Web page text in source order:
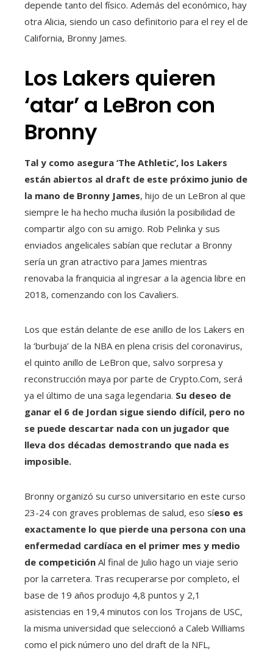
depende tanto del físico. Además del económico, hay
otra Alicia, siendo un caso definitorio para el rey el de
California, Bronny James.
Los Lakers quieren
‘atar’ a LeBron con
Bronny
Tal y como asegura ‘The Athletic’, los Lakers
están abiertos al draft de este próximo junio de
la mano de Bronny James, hijo de un LeBron al que
siempre le ha hecho mucha ilusión la posibilidad de
compartir algo con su amigo. Rob Pelinka y sus
enviados angelicales sabían que reclutar a Bronny
sería un gran atractivo para James mientras
renovaba la franquicia al ingresar a la agencia libre en
2018, comenzando con los Cavaliers.
Los que están delante de ese anillo de los Lakers en
la ‘burbuja’ de la NBA en plena crisis del coronavirus,
el quinto anillo de LeBron que, salvo sorpresa y
reconstrucción maya por parte de Crypto.Com, será
ya el último de una saga legendaria. Su deseo de
ganar el 6 de Jordan sigue siendo difícil, pero no
se puede descartar nada con un jugador que
lleva dos décadas demostrando que nada es
imposible.
Bronny organizó su curso universitario en este curso
23-24 con graves problemas de salud, eso síeso es
exactamente lo que pierde una persona con una
enfermedad cardíaca en el primer mes y medio
de competición Al final de Julio hago un viaje serio
por la carretera. Tras recuperarse por completo, el
base de 19 años produjo 4,8 puntos y 2,1
asistencias en 19,4 minutos con los Trojans de USC,
la misma universidad que seleccionó a Caleb Williams
como el pick número uno del draft de la NFL,